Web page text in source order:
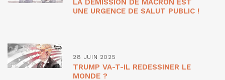
LA DÉMISSION DE MACRON EST
UNE URGENCE DE SALUT PUBLIC !
28 JUIN 2025
TRUMP VA-T-IL REDESSINER LE
MONDE ?